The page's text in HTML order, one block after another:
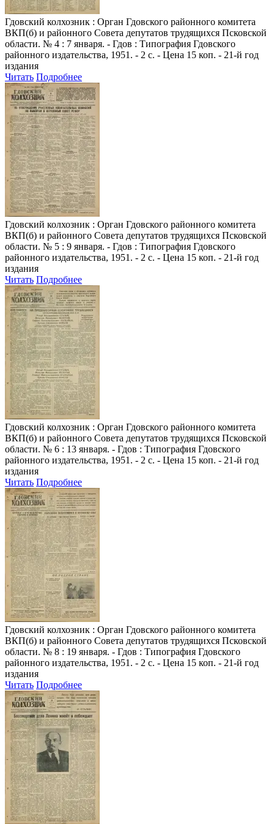
Гдовский колхозник : Орган Гдовского районного комитета
ВКП(б) и районного Совета депутатов трудящихся Псковской
области. № 4 : 7 января. - Гдов : Типография Гдовского
районного издательства, 1951. - 2 с. - Цена 15 коп. - 21-й год
издания
Читать Подробнее
Гдовский колхозник : Орган Гдовского районного комитета
ВКП(б) и районного Совета депутатов трудящихся Псковской
области. № 5 : 9 января. - Гдов : Типография Гдовского
районного издательства, 1951. - 2 с. - Цена 15 коп. - 21-й год
издания
Читать Подробнее
Гдовский колхозник : Орган Гдовского районного комитета
ВКП(б) и районного Совета депутатов трудящихся Псковской
области. № 6 : 13 января. - Гдов : Типография Гдовского
районного издательства, 1951. - 2 с. - Цена 15 коп. - 21-й год
издания
Читать Подробнее
Гдовский колхозник : Орган Гдовского районного комитета
ВКП(б) и районного Совета депутатов трудящихся Псковской
области. № 8 : 19 января. - Гдов : Типография Гдовского
районного издательства, 1951. - 2 с. - Цена 15 коп. - 21-й год
издания
Читать Подробнее